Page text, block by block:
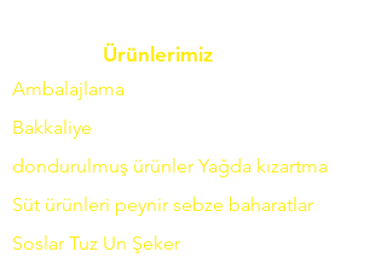
Ürünlerimiz
Ambalajlama
Bakkaliye
dondurulmuş ürünler Yağda kızartma
Süt ürünleri peynir sebze baharatlar
Soslar Tuz Un Şeker